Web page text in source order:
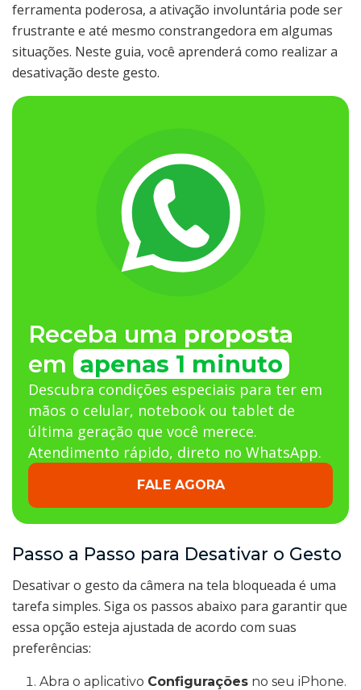
ferramenta poderosa, a ativação involuntária pode ser
frustrante e até mesmo constrangedora em algumas
situações. Neste guia, você aprenderá como realizar a
desativação deste gesto.
Receba uma proposta
em apenas 1 minuto
Descubra condições especiais para ter em
mãos o celular, notebook ou tablet de
última geração que você merece.
Atendimento rápido, direto no WhatsApp.
FALE AGORA
Passo a Passo para Desativar o Gesto
Desativar o gesto da câmera na tela bloqueada é uma
tarefa simples. Siga os passos abaixo para garantir que
essa opção esteja ajustada de acordo com suas
preferências:
Abra o aplicativo Configurações no seu iPhone.